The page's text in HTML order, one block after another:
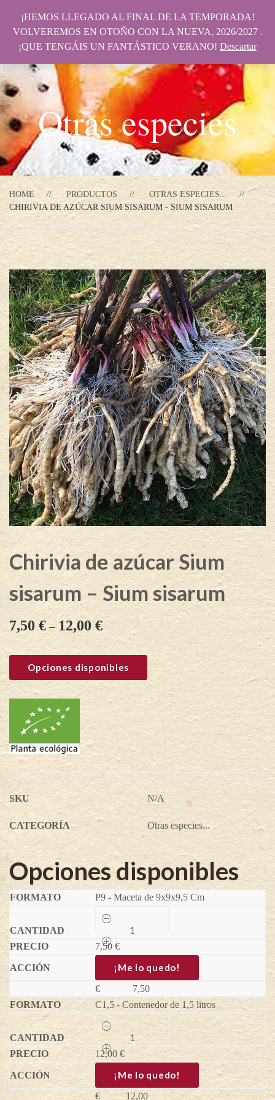
Otras especies
HOME PRODUCTOS
OTRAS ESPECIES...
CHIRIVIA DE AZÚCAR SIUM SISARUM - SIUM SISARUM
Chirivia de azúcar Sium
sisarum – Sium sisarum
7,50€–12,00€
Opciones disponibles
SKU N/A
CATEGORÍA Otras especies...
Opciones disponibles
P9 - Maceta de 9x9x9,5 Cm
Chirivia
azúcar
Sium
sisarum
Sium
sisarum
quantity
7,50 €
¡Me lo quedo!
€
7,50
C1,5 - Contenedor de 1,5 litros
Chirivia
de
azúcar
Sium
sisarum
Sium
sisarum
12,00€
¡Me lo quedo!
€ 12,00
¡HEMOS LLEGADO AL FINAL DE LA TEMPORADA!
VOLVEREMOS EN OTOÑO CON LA NUEVA, 2026/2027 .
¡QUE TENGÁIS UN FANTÁSTICO VERANO! Descartar